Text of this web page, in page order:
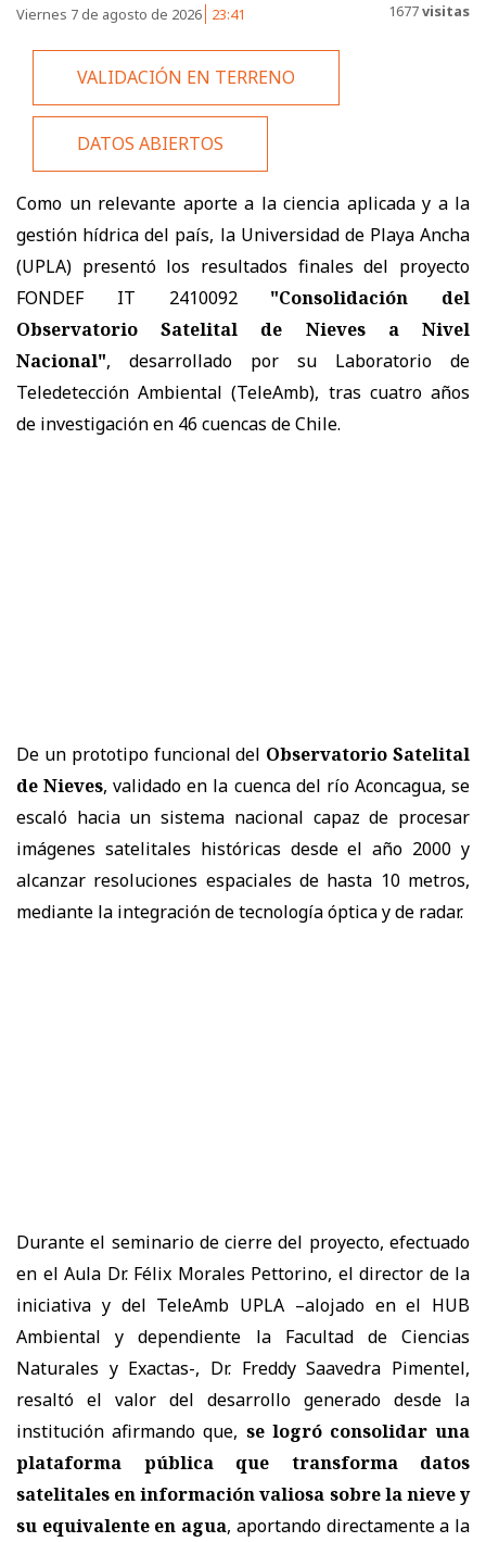
Viernes 7 de agosto de 2026 23:41 1677visitas
VALIDACIÓN EN TERRENO
DATOS ABIERTOS
Como un relevante aporte a la ciencia aplicada y a la
gestión hídrica del país, la Universidad de Playa Ancha
(UPLA) presentó los resultados finales del proyecto
FONDEF IT 2410092
"Consolidación del
Observatorio Satelital de Nieves a Nivel
Nacional", desarrollado por su Laboratorio de
Teledetección Ambiental (TeleAmb), tras cuatro años
de investigación en 46 cuencas de Chile.
De un prototipo funcional del Observatorio Satelital
de Nieves, validado en la cuenca del río Aconcagua, se
escaló hacia un sistema nacional capaz de procesar
imágenes satelitales históricas desde el año 2000 y
alcanzar resoluciones espaciales de hasta 10 metros,
mediante la integración de tecnología óptica y de radar.
Durante el seminario de cierre del proyecto, efectuado
en el Aula Dr. Félix Morales Pettorino, el director de la
iniciativa y del TeleAmb UPLA –alojado en el HUB
Ambiental y dependiente la Facultad de Ciencias
Naturales y Exactas-, Dr. Freddy Saavedra Pimentel,
resaltó el valor del desarrollo generado desde la
institución afirmando que, se logró consolidar una
plataforma pública que transforma datos
satelitales en información valiosa sobre la nieve y
su equivalente en agua, aportando directamente a la